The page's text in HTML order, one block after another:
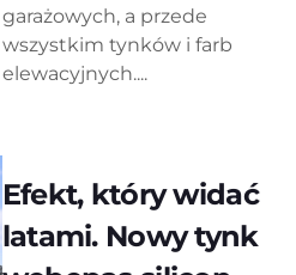
garażowych, a przede
wszystkim tynków i farb
elewacyjnych....
Efekt, który widać
latami. Nowy tynk